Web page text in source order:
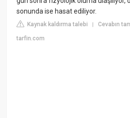
sonunda ise hasat ediliyor.
Kaynak kaldırma talebi |Cevabın
tarfin.com